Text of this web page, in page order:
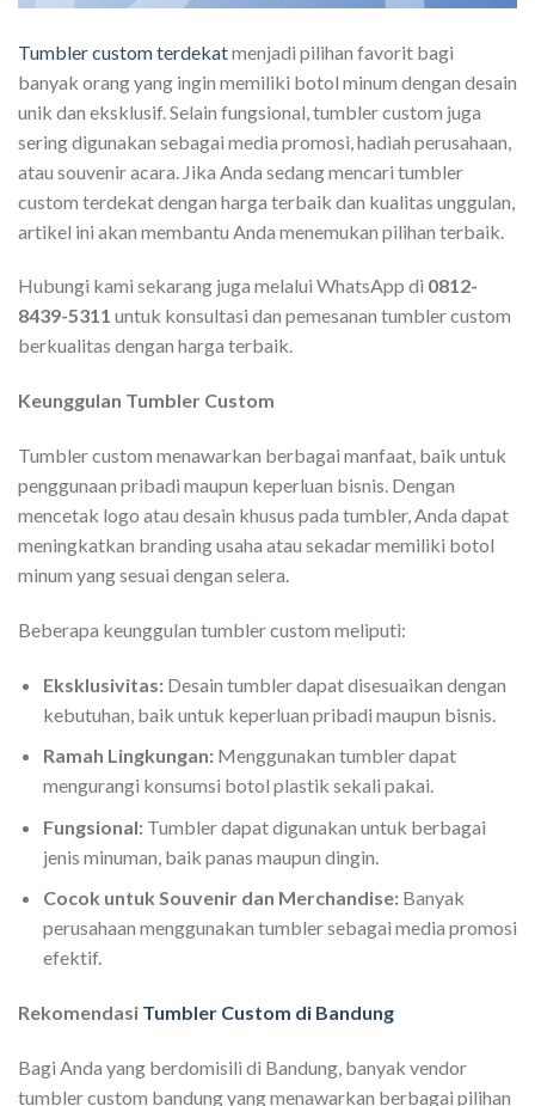
Tumbler custom terdekatmenjadi pilihan favorit bagi
banyak orang yang ingin memiliki botol minum dengan desain
unik dan eksklusif. Selain fungsional, tumbler custom juga
sering digunakan sebagai media promosi, hadiah perusahaan,
atau souvenir acara. Jika Anda sedang mencari tumbler
custom terdekat dengan harga terbaik dan kualitas unggulan,
artikel ini akan membantu Anda menemukan pilihan terbaik.
Hubungi kami sekarang juga melalui WhatsApp di 0812-
8439-5311 untuk konsultasi dan pemesanan tumbler custom
berkualitas dengan harga terbaik.
Keunggulan Tumbler Custom
Tumbler custom menawarkan berbagai manfaat, baik untuk
penggunaan pribadi maupun keperluan bisnis. Dengan
mencetak logo atau desain khusus pada tumbler, Anda dapat
meningkatkan branding usaha atau sekadar memiliki botol
minum yang sesuai dengan selera.
Beberapa keunggulan tumbler custom meliputi:
Eksklusivitas:Desain tumbler dapat disesuaikan dengan
kebutuhan, baik untuk keperluan pribadi maupun bisnis.
Ramah Lingkungan:Menggunakan tumbler dapat
mengurangi konsumsi botol plastik sekali pakai.
Fungsional:Tumbler dapat digunakan untuk berbagai
jenis minuman, baik panas maupun dingin.
Cocok untuk Souvenir dan Merchandise:Banyak
perusahaan menggunakan tumbler sebagai media promosi
efektif.
Rekomendasi Tumbler Custom di Bandung
Bagi Anda yang berdomisili di Bandung, banyak vendor
tumbler custom bandung yang menawarkan berbagai pilihan